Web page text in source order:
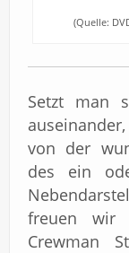
(Quelle:
Setzt man
von der
des ein
freuen wir
Crewman